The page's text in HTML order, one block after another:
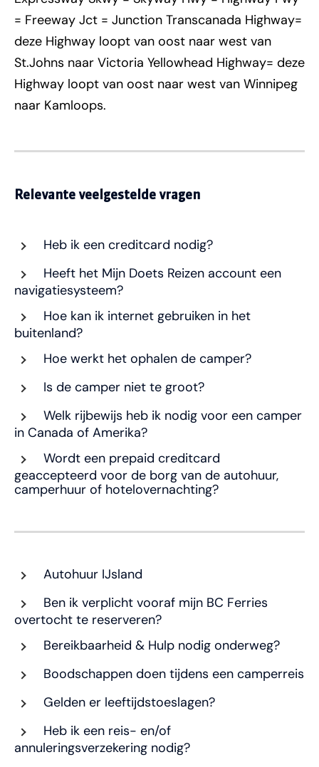
= Freeway Jct = Junction Transcanada Highway=
deze Highway loopt van oost naar west van
St.Johns naar Victoria Yellowhead Highway= deze
Highway loopt van oost naar west van Winnipeg
naar Kamloops.
Relevante veelgestelde vragen
Heb ik een creditcard nodig?
Heeft het Mijn Doets Reizen account een
navigatiesysteem?
Hoe kan ik internet gebruiken in het
buitenland?
Hoe werkt het ophalen de camper?
Is de camper niet te groot?
Welk rijbewijs heb ik nodig voor een camper
in Canada of Amerika?
Wordt een prepaid creditcard
geaccepteerd voor de borg van de autohuur,
camperhuur of hotelovernachting?
Autohuur IJsland
Ben ik verplicht vooraf mijn BC Ferries
overtocht te reserveren?
Bereikbaarheid & Hulp nodig onderweg?
Boodschappen doen tijdens een camperreis
Gelden er leeftijdstoeslagen?
Heb ik een reis- en/of
annuleringsverzekering nodig?